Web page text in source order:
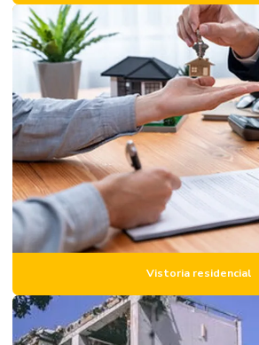
Inspeção predial preço
Inspeção predial residencial
Inspeção predial total
Inspeção e vistoria predial
Laudo de avaliação de aluguel
Laudo de avaliação estrutural
Laudo de avaliação de imóvel
Laudo de avaliação de imóvel para locação
Laudo de avaliação de imóvel preço
Laudo de avaliação de imóvel urbano
Laudo de avaliação de imóvel para venda
Vistoria residencial